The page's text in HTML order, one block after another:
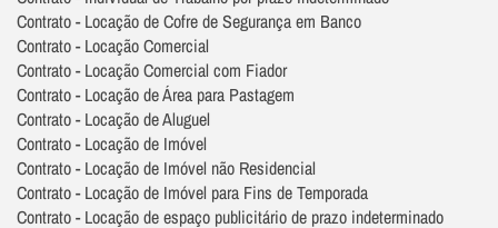
Contrato - Locação de Cofre de Segurança em Banco
Contrato - Locação Comercial
Contrato - Locação Comercial com Fiador
Contrato - Locação de Área para Pastagem
Contrato - Locação de Aluguel
Contrato - Locação de Imóvel
Contrato - Locação de Imóvel não Residencial
Contrato - Locação de Imóvel para Fins de Temporada
Contrato - Locação de espaço publicitário de prazo indeterminado